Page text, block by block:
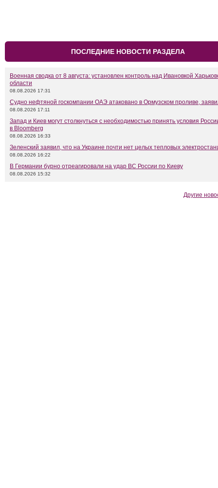
ПОСЛЕДНИЕ НОВОСТИ РАЗДЕЛА
Военная сводка от 8 августа: установлен контроль над Ивановкой
области
08.08.2026 17:31
Судно нефтяной госкомпании ОАЭ атаковано в Ормузском проливе,
08.08.2026 17:11
Запад и Киев могут столкнуться с необходимостью принять условия
в Bloomberg
08.08.2026 16:33
Зеленский заявил, что на Украине почти нет целых тепловых
08.08.2026 16:22
В Германии бурно отреагировали на удар ВС России по Киеву
08.08.2026 15:32
Другие